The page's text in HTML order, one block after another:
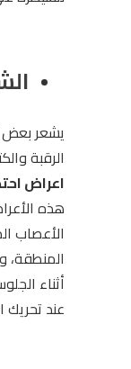
يشعر بعض
الرقبة
اعراض
هذه
الأعصاب
أثناء
عند تحريك